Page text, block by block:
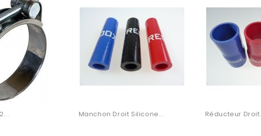
Manchon Droit Silicone... Réducteur